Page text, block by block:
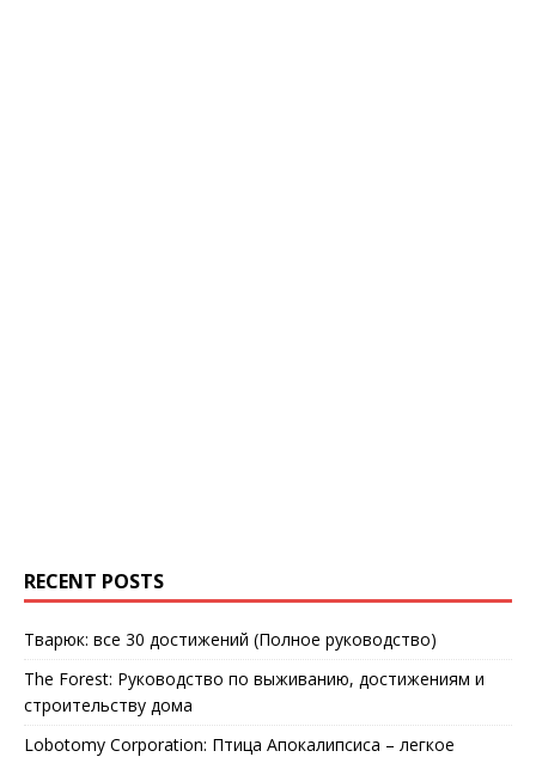
RECENT POSTS
Тварюк: все 30 достижений (Полное руководство)
The Forest: Руководство по выживанию, достижениям и
строительству дома
Lobotomy Corporation: Птица Апокалипсиса – легкое